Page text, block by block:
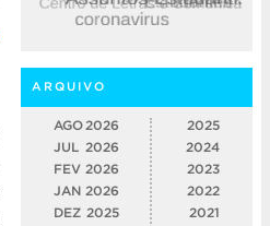
ARQUIVO
AGO 2026
JUL 2026
FEV 2026
JAN 2026
DEZ 2025
2025
2024
2023
2022
2021